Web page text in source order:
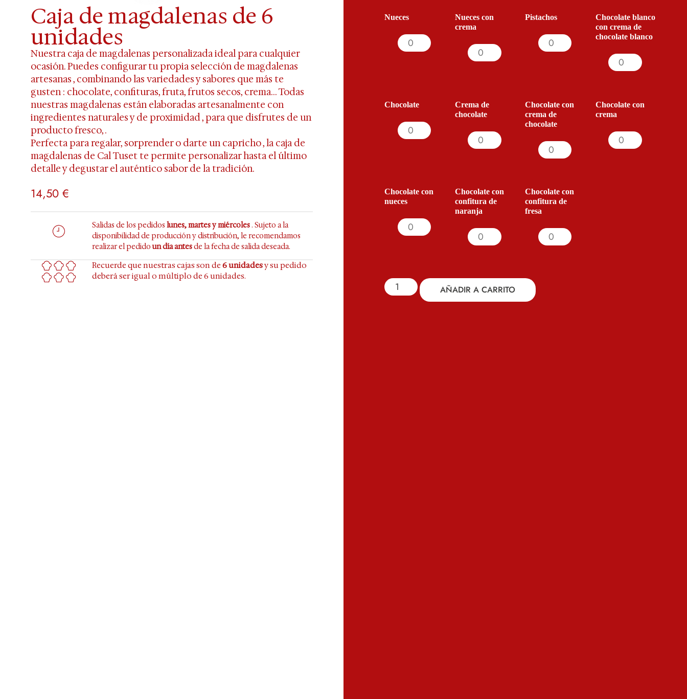
Caja de magdalenas de 6
unidades
Nuestracaja de magdalenas personalizada idealpara cualquier
ocasión. Puedes configurar tu propia selección de magdalenas
artesanas, combinando las variedades y sabores que más te
gusten: chocolate, confituras, fruta, frutos secos, crema… Todas
nuestras magdalenas estánelaboradas artesanalmente con
ingredientes naturales y de proximidad, para que disfrutes de un
producto fresco, .
Perfecta pararegalar, sorprender o darte un capricho, la caja de
magdalenas de Cal Tuset te permite personalizar hasta el último
detalley degustar el auténtico sabor de la tradición.
14,50 €
Salidas de los pedidoslunes, martes y miércoles. Sujeto a la
disponibilidad de producción y distribución, le recomendamos
realizar el pedidoun día antesde la fecha de salida deseada.
Recuerde que nuestras cajas son de6 unidadesy su pedido
deberá ser igual o múltiplo de 6 unidades.
Nueces
Nueces con
crema
Pistachos
Chocolate blanco
con crema de
chocolate blanco
Chocolate
Crema de
chocolate
Chocolate con
crema de
chocolate
Chocolate con
crema
Chocolate con
nueces
Chocolate con
confitura de
naranja
Chocolate con
confitura de
fresa
AÑADIR A CARRITO